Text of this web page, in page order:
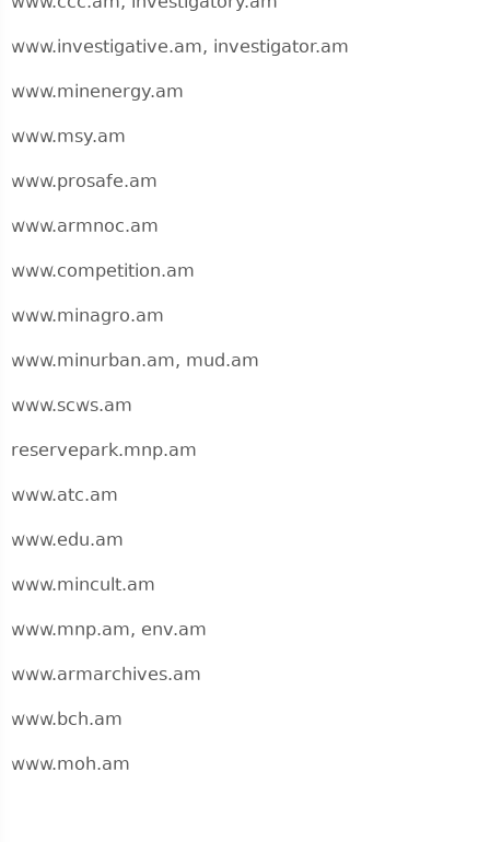
www.investigative.am, investigator.am
www.minenergy.am
www.msy.am
www.prosafe.am
www.armnoc.am
www.competition.am
www.minagro.am
www.minurban.am, mud.am
www.scws.am
reservepark.mnp.am
www.atc.am
www.edu.am
www.mincult.am
www.mnp.am, env.am
www.armarchives.am
www.bch.am
www.moh.am